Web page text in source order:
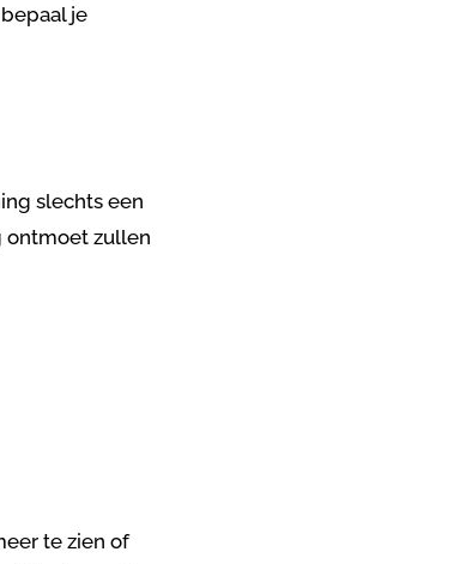
je
slechts een
ontmoet zullen
te zien of